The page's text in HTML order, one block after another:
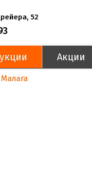
52
Акции